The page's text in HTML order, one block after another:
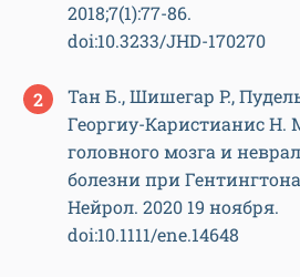
2018;7(1):77-86.
doi:10.3233/JHD-170270
Тан Б., Шишегар Р.,
Георгиу-Каристианис
головного мозга и
болезни при
Нейрол. 2020 19 ноября.
doi:10.1111/ene.14648